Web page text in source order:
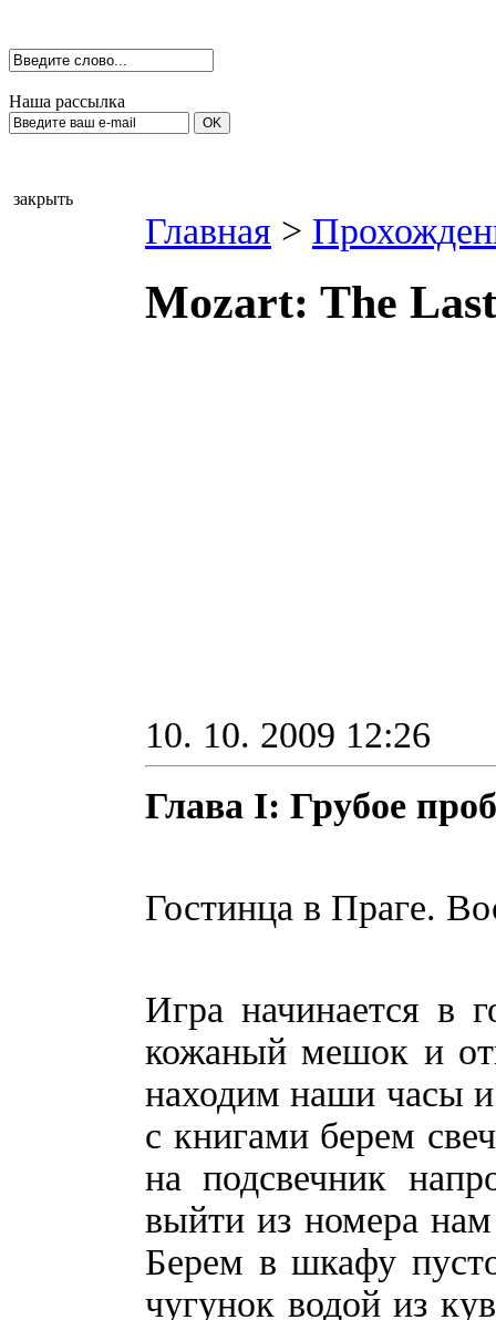
Наша рассылка
закрыть
Главная >
Mozart: The
10. 10. 2009 12:26
Глава I: Грубое
Гостинца в Праге.
Игра начинается в
кожаный мешок и
находим наши часы
с книгами берем
на подсвечник
выйти из номера
Берем в шкафу
чугунок водой из